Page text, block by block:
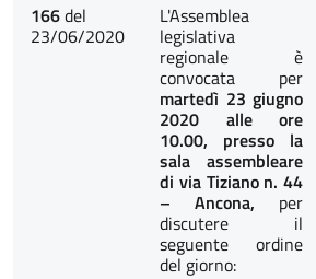
166del
23/06/2020
L'Assemblea
legislativa
regionale è
convocata per
martedì 23 giugno
2020 alle ore
10.00, presso la
sala assembleare
di via Tiziano n. 44
– Ancona, per
discutere il
seguente ordine
del giorno: